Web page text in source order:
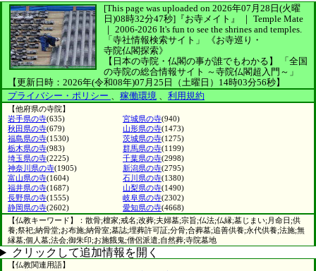
[This page was uploaded on 2026年07月28日(火曜
日)08時32分47秒] 『お寺メイト』 ｜ Temple Mate
｜ 2006-2026 It's fun to see the shrines and temples.
「寺社情報検索サイト」
《お寺巡り・
寺院仏閣探索》
【日本の寺院・仏閣の事が誰でもわかる】
「全国
の寺院の総合情報サイト ～寺院仏閣超入門～」
【更新日時：2026年(令和08年)07月25日（土曜日）14時03分56秒】
プライバシー・ポリシー 、 稼働環境 、 利用規約
【他府県の寺院】
岩手県の寺(635) 宮城県の寺(940)
秋田県の寺(679) 山形県の寺(1473)
福島県の寺(1530) 茨城県の寺(1275)
栃木県の寺(983) 群馬県の寺(1199)
埼玉県の寺(2225) 千葉県の寺(2998)
神奈川県の寺(1905) 新潟県の寺(2795)
富山県の寺(1604) 石川県の寺(1380)
福井県の寺(1687) 山梨県の寺(1490)
長野県の寺(1555) 岐阜県の寺(2302)
静岡県の寺(2602) 愛知県の寺(4668)
【仏教キーワード】：散骨;檀家;戒名;改葬;夫婦墓;宗旨;仏法;仏縁;墓じまい;月命日;供
養;祭祀;納骨堂;お布施;納骨室;墓誌;埋葬許可証;分骨;合葬墓;追善供養;永代供養;法施;無
縁墓;個人墓;法会;御朱印;お施餓鬼;僧侶派遣;自然葬;寺院墓地
クリックして追加情報を開く
【仏教関連用語】